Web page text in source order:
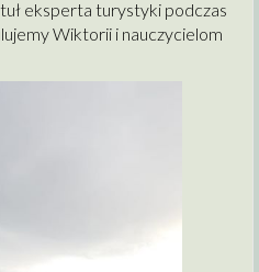
eksperta turystyki podczas
Wiktorii i nauczycielom